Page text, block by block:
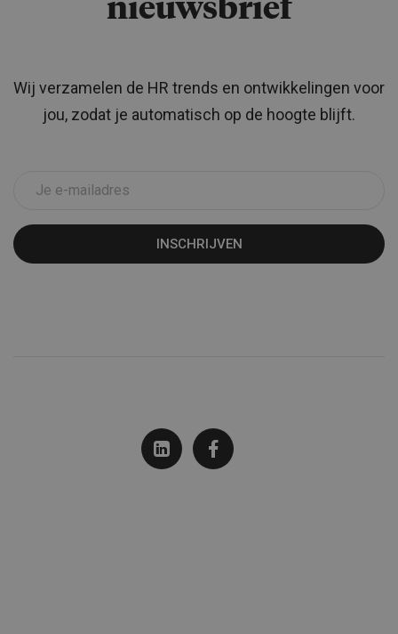
nieuwsbrief
Wij verzamelen de HR trends en ontwikkelingen voor
jou, zodat je automatisch op de hoogte blijft.